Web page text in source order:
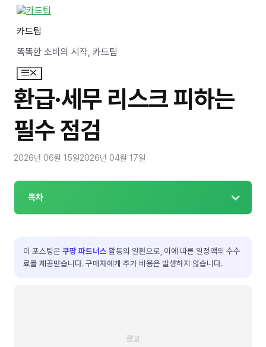
카드팁
똑똑한 소비의 시작, 카드팁
메
뉴
환급·세무 리스크 피하는
필수 점검
2026년 06월 15일2026년 04월 17일
목차
이 포스팅은 쿠팡 파트너스 활동의 일환으로, 이에 따른 일정액의 수수
료를 제공받습니다. 구매자에게 추가 비용은 발생하지 않습니다.